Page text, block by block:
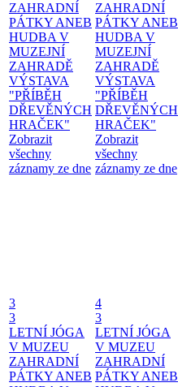
ZAHRADNÍ
PÁTKY ANEB
HUDBA V
MUZEJNÍ
ZAHRADĚ
VÝSTAVA
"PŘÍBĚH
DŘEVĚNÝCH
HRAČEK"
Zobrazit
všechny
záznamy ze dne
ZAHRADNÍ
PÁTKY ANEB
HUDBA V
MUZEJNÍ
ZAHRADĚ
VÝSTAVA
"PŘÍBĚH
DŘEVĚNÝCH
HRAČEK"
Zobrazit
všechny
záznamy ze dne
3
3
LETNÍ JÓGA
V MUZEU
ZAHRADNÍ
PÁTKY ANEB
4
3
LETNÍ JÓGA
V MUZEU
ZAHRADNÍ
PÁTKY ANEB